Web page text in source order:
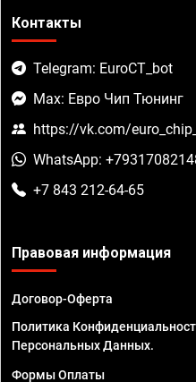
Контакты
Telegram: EuroCT_bot
Max: Евро Чип Тюнинг
https://vk.com/
WhatsApp:
+7 843 212-64-65
Правовая информация
Договор-Оферта
Политика
Персональных Данных.
Формы Оплаты